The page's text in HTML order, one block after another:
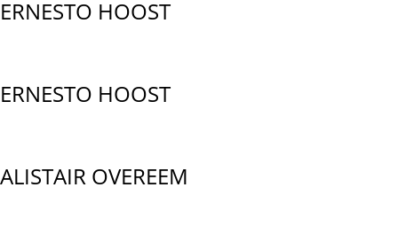
ERNESTO HOOST
ERNESTO HOOST
ALISTAIR OVEREEM